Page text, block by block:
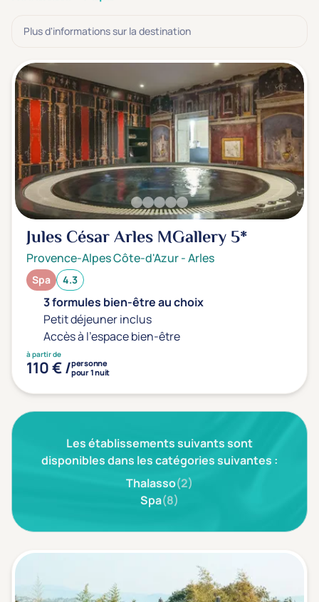
Note de nos clients
D'après notre partenaire Avis-Vérifiés
Parfait: 4.5+
(0)
Excellent: 4+
(1)
Très bien: 3.5+
(0)
Envie de
Bord de mer
(0)
Ville
Montagne
Campagne
Type de séjour
Thalasso
(1)
Thématiques bien-être
Accès à l'espace bien-être
Massage, détente, Rituel du monde
(0)
Gestion du stress / sommeil
(0)
Plus d'informations sur la destination
Jules César Arles MGallery5*
Provence-Alpes Côte-d'Azur-Arles
Spa 4.3
3 formules bien-être au choix
Petit déjeuner inclus
Accès à l'espace bien-être
à partir de
110 € /personne
pour 1 nuit
Les établissements suivants sont
disponibles dans les catégories suivantes :
Thalasso(2)
Spa(8)